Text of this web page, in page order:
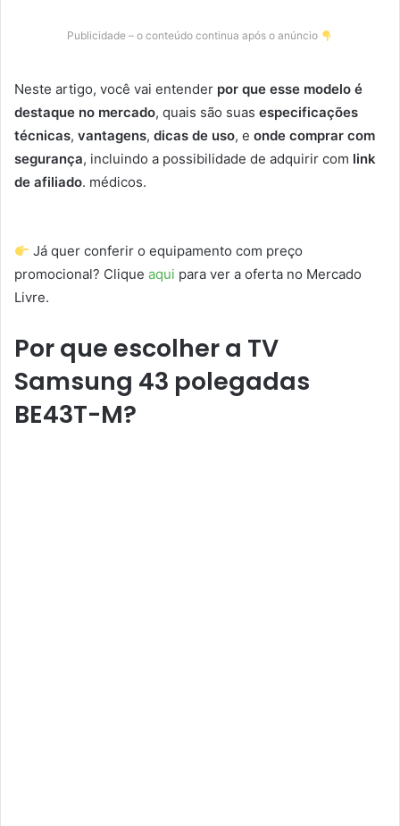
Publicidade – o conteúdo continua após o anúncio
Neste artigo, você vai entender por que esse modelo é
destaque no mercado, quais são suas especificações
técnicas, vantagens, dicas de uso, e onde comprar com
segurança, incluindo a possibilidade de adquirir com link
de afiliado. médicos.
Já quer conferir o equipamento com preço
promocional? Clique aqui para ver a oferta no Mercado
Livre.
Por que escolher a TV
Samsung 43 polegadas
BE43T-M?